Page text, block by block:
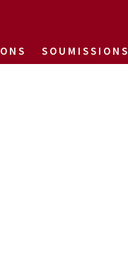
SOUMISSIONS